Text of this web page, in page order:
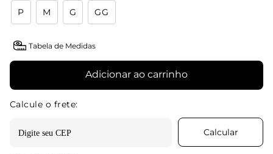
P M G GG
Tabela de Medidas
Adicionar ao carrinho